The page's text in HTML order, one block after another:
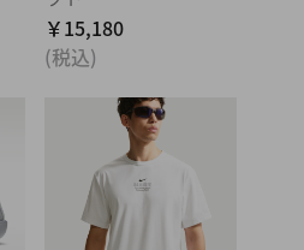
￥15,180
(税込)